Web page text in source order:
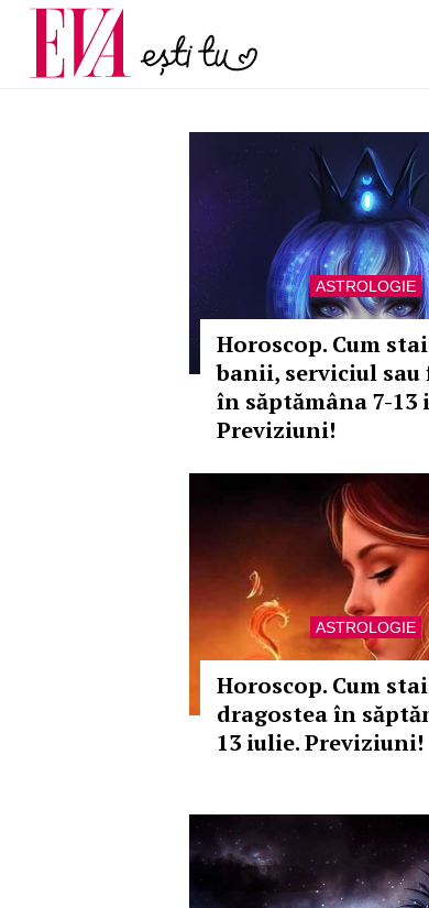
ASTROLOGIE
Horoscop. Cum
banii, serviciul
în săptămâna 7-13
Previziuni!
ASTROLOGIE
Horoscop. Cum
dragostea în
13 iulie. Previziuni!
Carieră
Actualitate
pe măsură